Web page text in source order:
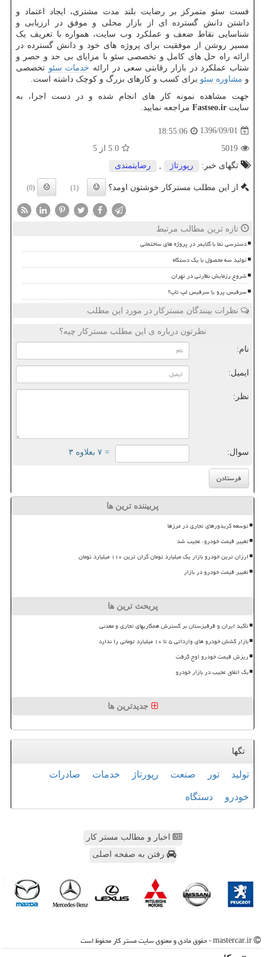
فست سئو متمرکز بر رضایت بلند مدت مشتری، ایجاد اعتماد و
داشتن دانش گسترده ای از بازار محلی و موفق در ارزیابی و
شناسایی نقاط ضعف و عملکرد وب سایت، همواره با تعریف یک
مسیر روشن از موفقیت برای پروژه های خود و دانش گسترده در
ارائه راه حل های کامل و تخصصی سئو با مزایای بی حد و حصر و
شتاب عملکرد در بازار رقابتی سعی در ارائه خدمات سئو تخصصی
و مشاوره سئو برای کسب و کارهای بزرگ و کوچک داشته است.
جهت مشاهده نمونه کار های انجام شده و در دست اجرا، به
سایت Fastseo.ir مراجعه نمایید.
1396/09/01
18:55:06
5019
5.0 از 5
تگهای خبر:
رپورتاژ , رضایتمندی
از این مطلب مسترکار خوشتون اومد؟ (1)
(0)
تازه ترین مطالب مرتبط
دسترسی نما با کلایمر در پروژه های ساختمانی
تولید سه محصول با یک دستگاه
شروع رزمایش نظارتی در تهران
سرفیس پرو یا سرفیس لپ تاپ؟
نظرات بینندگان مسترکار در مورد این مطلب
نظرتون درباره ی این مطلب مسترکار چیه؟
نام:
ایمیل:
نظر:
سوال: = ۷ بعلاوه ۳
پربیننده ترین ها
توسعه کریدورهای تجاری در مرزها
تغییر قیمت خودرو، عجیب شد
ارزان ترین خودرو بازار یک میلیارد تومان گران ترین ۱۱۰ میلیارد تومان
تغییر قیمت خودرو در بازار
پربحث ترین ها
تأکید ایران و قرقیزستان بر گسترش همکاریهای تجاری و معدنی
بازار کشش خودرو های وارداتی ۵ تا ۱۰ میلیارد تومانی را ندارد
ریزش قیمت خودرو اوج گرفت
بک اتفاق عجیب در بازار خودرو
جدیدترین ها
تگها
تولید تور صنعت رپورتاژ خدمات صادرات
خودرو دستگاه
اخبار و مطالب مستر کار
رفتن به صفحه اصلی